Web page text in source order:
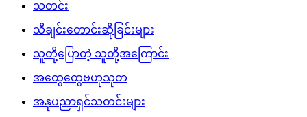
သတင်း
သီချင်းတောင်းဆိုခြင်းများ
သူတို့ပြောတဲ့ သူတို့အကြောင်း
အထွေထွေဗဟုသုတ
အနုပညာရှင်သတင်းများ